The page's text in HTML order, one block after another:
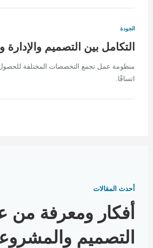
الجودة
التكامل بين التصميم والإدارة
منظومة عمل تجمع التخصصات المختلفة للحصول
اتساقًا.
أحدث المقالات
أفكار ومعرفة من
التصميم